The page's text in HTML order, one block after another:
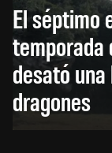
El séptimo
temporada
desató
dragones